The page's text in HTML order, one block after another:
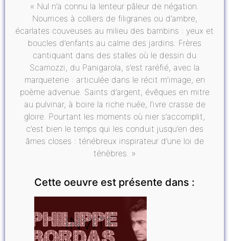
« Nul n’a connu la lenteur pâleur de négation.
Nourrices à colliers de filigranes ou d’ambre,
écarlates couveuses au milieu des bambins : yeux et
boucles d’enfants au calme des jardins. Frères
cantiquant dans des stalles où le dessin du
Scamozzi, du Panigarola, s’est raréfié, avec la
marqueterie : articulée dans le récit m’image, en
poème advenue. Saints d’argent, évêques en mitre
au pulvinar, à boire la riche nuée, l’ivre crasse de
gloire. Pourtant les moments où nier s’accomplit,
c’est bien le temps qui les conduit jusqu’en des
âmes closes : ténébreux inspirateur d’une loi de
ténèbres. »
Cette oeuvre est présente dans :
INVITÉ